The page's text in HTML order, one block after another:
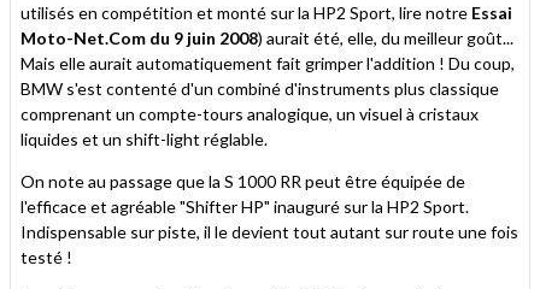
utilisés en compétition et monté sur la HP2 Sport, lire notre Essai
Moto-Net.Com du 9 juin 2008) aurait été, elle, du meilleur goût...
Mais elle aurait automatiquement fait grimper l'addition ! Du coup,
BMW s'est contenté d'un combiné d'instruments plus classique
comprenant un compte-tours analogique, un visuel à cristaux
liquides et un shift-light réglable.
On note au passage que la S 1000 RR peut être équipée de
l'efficace et agréable "Shifter HP" inauguré sur la HP2 Sport.
Indispensable sur piste, il le devient tout autant sur route une fois
testé !